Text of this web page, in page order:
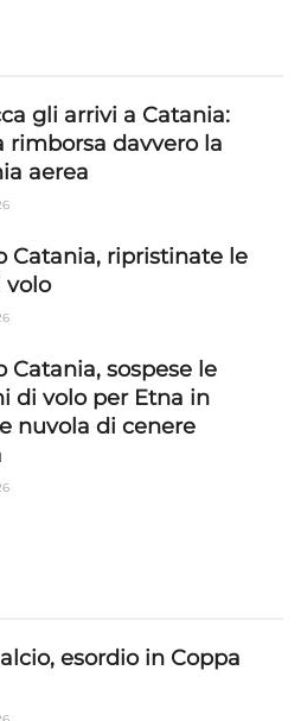
gli arrivi a Catania:
rimborsa davvero la
aerea
Catania, ripristinate le
volo
Catania, sospese le
di volo per Etna in
nuvola di cenere
esordio in Coppa